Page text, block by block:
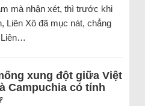
mà nhận xét, thì trước khi
Liên Xô đã mục nát, chẳng
Liên…
xung đột giữa Việt
Campuchia có tính